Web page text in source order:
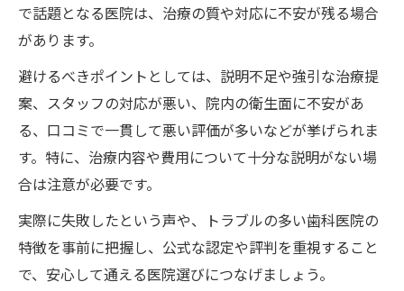
で話題となる医院は、治療の質や対応に不安が残る場合
があります。
避けるべきポイントとしては、説明不足や強引な治療提
案、スタッフの対応が悪い、院内の衛生面に不安があ
る、口コミで一貫して悪い評価が多いなどが挙げられま
す。特に、治療内容や費用について十分な説明がない場
合は注意が必要です。
実際に失敗したという声や、トラブルの多い歯科医院の
特徴を事前に把握し、公式な認定や評判を重視すること
で、安心して通える医院選びにつなげましょう。